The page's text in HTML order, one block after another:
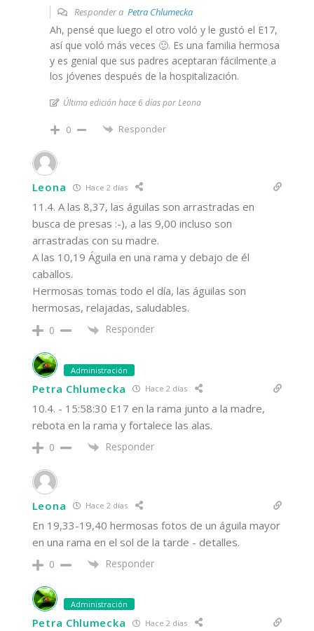
Responder a Petra Chlumecka
Ah, pensé que luego el otro voló y le gustó el E17,
así que voló más veces 🙂. Es una familia hermosa
y es genial que sus padres aceptaran fácilmente a
los jóvenes después de la hospitalización.
Última edición hace 6 días por Leona
0 Responder
Leona Hace 2 días
11.4. A las 8,37, las águilas son arrastradas en
busca de presas :-), a las 9,00 incluso son
arrastradas con su madre.
A las 10,19 Águila en una rama y debajo de él
caballos.
Hermosas tomas todo el día, las águilas son
hermosas, relajadas, saludables.
0 Responder
Administración
Petra Chlumecka Hace 2 días
10.4. - 15:58:30 E17 en la rama junto a la madre,
rebota en la rama y fortalece las alas.
0 Responder
Leona Hace 2 días
En 19,33-19,40 hermosas fotos de un águila mayor
en una rama en el sol de la tarde - detalles.
0 Responder
Administración
Petra Chlumecka Hace 2 días